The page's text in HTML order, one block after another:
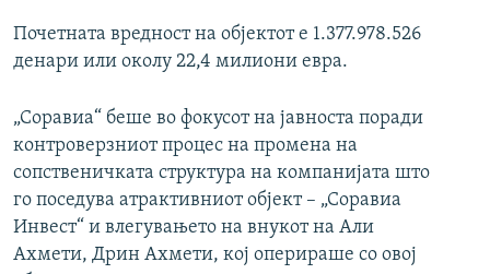
Почетната вредност на објектот е 1.377.978.526
денари или околу 22,4 милиони евра.
„Соравиа“ беше во фокусот на јавноста поради
контроверзниот процес на промена на
сопственичката структура на компанијата што
го поседува атрактивниот објект – „Соравиа
Инвест“ и влегувањето на внукот на Али
Ахмети, Дрин Ахмети, кој оперираше со овој